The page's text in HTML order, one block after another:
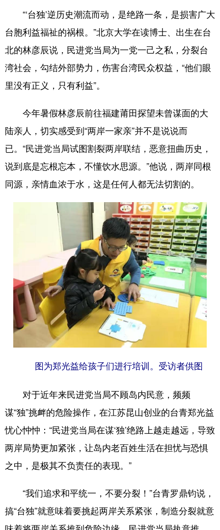
“‘台独’逆历史潮流而动，是绝路一条，是损害广大
台胞利益福祉的祸根。”北京大学在读博士、出生在台
北的林彦辰说，民进党当局为一党一己之私，分裂台
湾社会，勾结外部势力，伤害台湾民众权益，“他们眼
里没有正义，只有利益”。
今年暑假林彦辰前往福建莆田探望未曾谋面的大
陆亲人，切实感受到“两岸一家亲”并不是说说而
已。“民进党当局试图割裂两岸联结，恶意扭曲历史，
说到底是忘根忘本，不懂饮水思源。”他说，两岸同根
同源，亲情血浓于水，这是任何人都无法切割的。
图为郑光益给孩子们进行培训。受访者供图
对于近年来民进党当局不顾岛内民意，频频
谋“独”挑衅的危险操作，在江苏昆山创业的台青郑光益
忧心忡忡：“民进党当局在谋‘独’绝路上越走越远，导致
两岸局势更加紧张，让岛内老百姓生活在担忧与恐惧
之中，是极其不负责任的表现。”
“我们追求和平统一，不要分裂！”台青罗鼎钧说，
搞“台独”就意味着要挑起两岸关系紧张，制造分裂就意